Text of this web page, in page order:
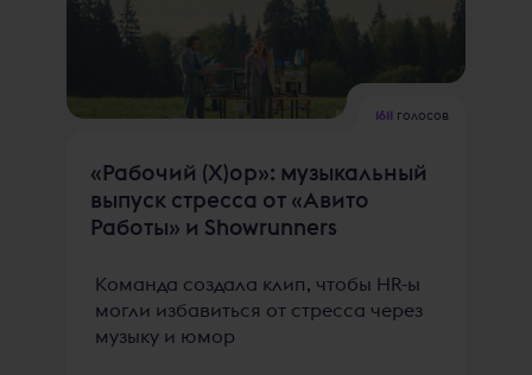
1611 голосов
«Рабочий (Х)ор»: музыкальный
выпуск стресса от «Авито
Работы» и Showrunners
Команда создала клип, чтобы HR-ы
могли избавиться от стресса через
музыку и юмор